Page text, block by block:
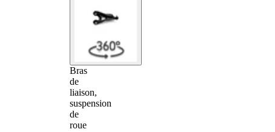
Bras
de
liaison,
suspension
de
roue